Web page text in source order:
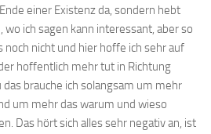
einer Existenz da, sondern hebt
wo ich sagen kann interessant, aber so
noch nicht und hier hoffe ich sehr auf
hoffentlich mehr tut in Richtung
brauche ich solangsam um mehr
um mehr das warum und wieso
Das hört sich alles sehr negativ an, ist